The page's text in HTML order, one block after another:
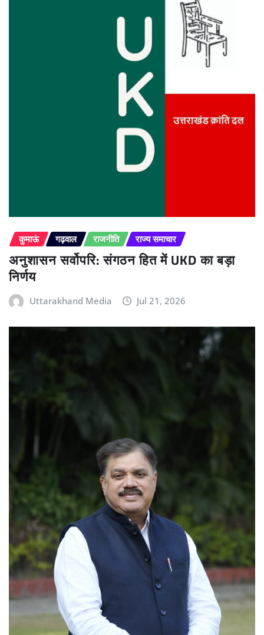
कुमाऊं गढ़वाल राजनीति राज्य समाचार
अनुशासन सर्वोपरि: संगठन हित में UKD का बड़ा
निर्णय
Uttarakhand Media Jul 21, 2026